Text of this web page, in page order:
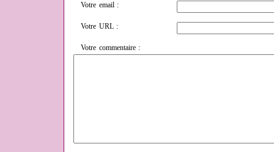
Votre email :
Votre URL :
Votre commentaire :